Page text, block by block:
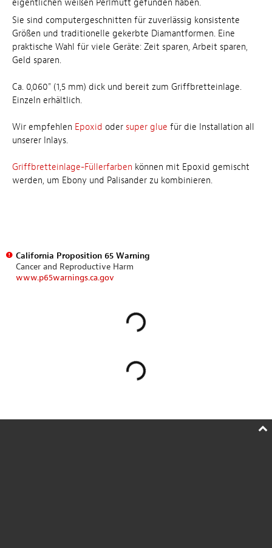
eigentlichen weißen Perlmutt gefunden haben.
Sie sind computergeschnitten für zuverlässig konsistente
Größen und traditionelle gekerbte Diamantformen. Eine
praktische Wahl für viele Geräte: Zeit sparen, Arbeit sparen,
Geld sparen.
Ca. 0,060" (1,5 mm) dick und bereit zum Griffbretteinlage.
Einzeln erhältlich.
Wir empfehlen Epoxid oder super glue für die Installation all
unserer Inlays.
Griffbretteinlage-Füllerfarben können mit Epoxid gemischt
werden, um Ebony und Palisander zu kombinieren.
California Proposition 65 Warning
Cancer and Reproductive Harm
www.p65warnings.ca.gov